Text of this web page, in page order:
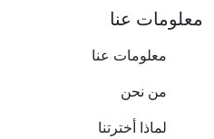
معلومات عنا
معلومات عنا
من نحن
لماذا أخترتنا